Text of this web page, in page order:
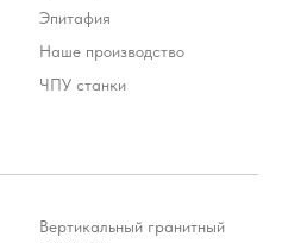
Эпитафия
Наше производство
ЧПУ станки
Вертикальный гранитный